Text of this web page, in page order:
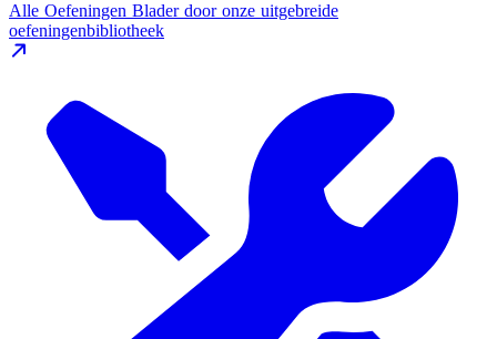
Alle Oefeningen Blader door onze uitgebreide
oefeningenbibliotheek